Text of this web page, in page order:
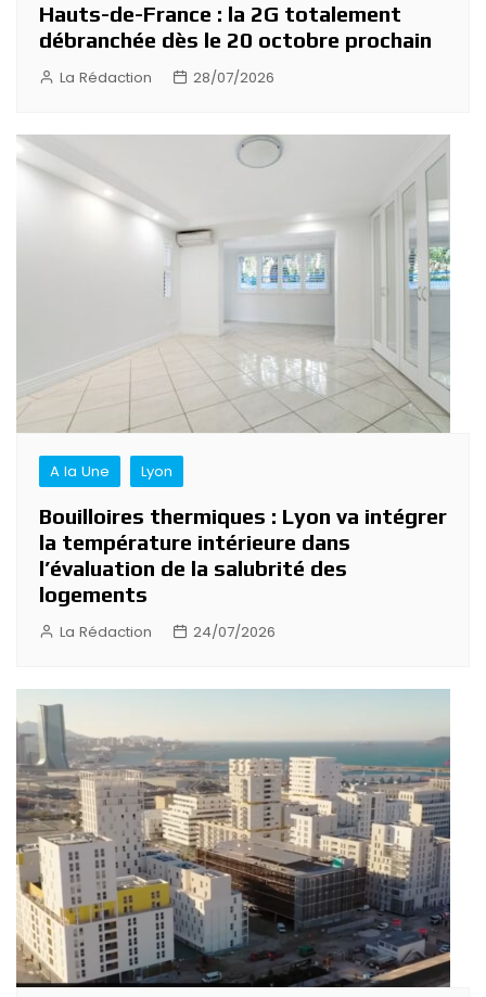
Hauts-de-France : la 2G totalement
débranchée dès le 20 octobre prochain
La Rédaction 28/07/2026
A la Une Lyon
Bouilloires thermiques : Lyon va intégrer
la température intérieure dans
l’évaluation de la salubrité des
logements
La Rédaction 24/07/2026